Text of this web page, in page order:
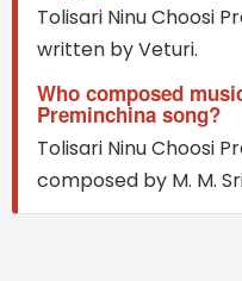
Tolisari Ninu Choosi
written by Veturi.
Who composed
Preminchina song?
Tolisari Ninu Choosi
composed by M. M.